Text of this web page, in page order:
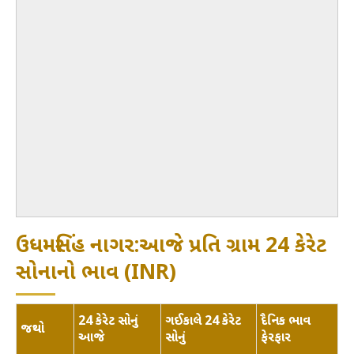
ઉધમસિંહ નાગર:આજે પ્રતિ ગ્રામ 24 કેરેટ
સોનાનો ભાવ (INR)
જથ્થો
24 કેરેટ સોનું
આજે
ગઈકાલે 24 કેરેટ
સોનું
દૈનિક ભાવ
ફેરફાર